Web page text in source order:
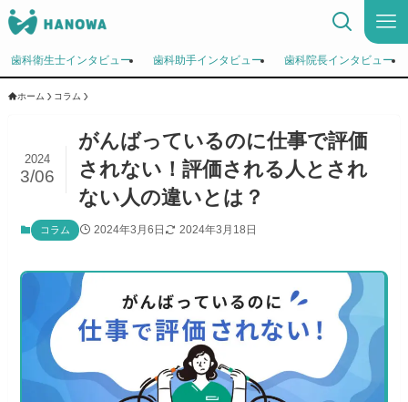
歯科衛生士インタビュー 歯科助手インタビュー 歯科院長インタビュー
ホーム コラム
がんばっているのに仕事で評価
されない！評価される人とされ
ない人の違いとは？
2024
3/06
コラム 2024年3月6日 2024年3月18日